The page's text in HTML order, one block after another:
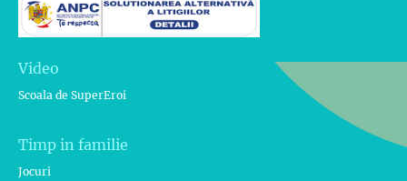
Video
Scoala de SuperEroi
Timp in familie
Jocuri